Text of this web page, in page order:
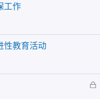
工作
性教育活动